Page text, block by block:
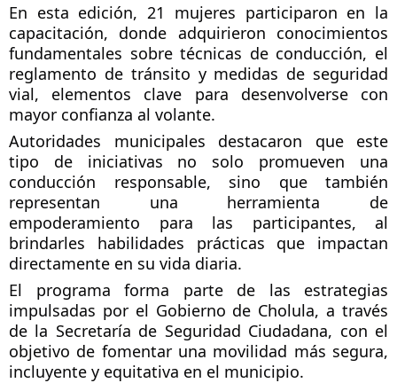
En esta edición, 21 mujeres participaron en la
capacitación, donde adquirieron conocimientos
fundamentales sobre técnicas de conducción, el
reglamento de tránsito y medidas de seguridad
vial, elementos clave para desenvolverse con
mayor confianza al volante.
Autoridades municipales destacaron que este
tipo de iniciativas no solo promueven una
conducción responsable, sino que también
representan una herramienta de
empoderamiento para las participantes, al
brindarles habilidades prácticas que impactan
directamente en su vida diaria.
El programa forma parte de las estrategias
impulsadas por el Gobierno de Cholula, a través
de la Secretaría de Seguridad Ciudadana, con el
objetivo de fomentar una movilidad más segura,
incluyente y equitativa en el municipio.